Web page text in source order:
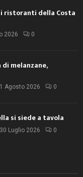
i ristoranti della Costa
2026 0
melanzane,
1 Agosto 2026 0
si siede a tavola
30 Luglio 2026 0